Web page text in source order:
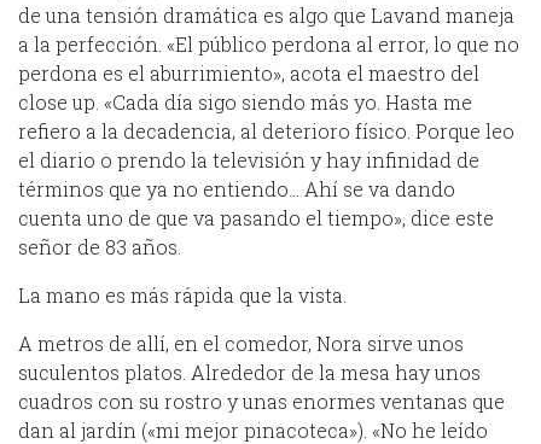
de una tensión dramática es algo que Lavand maneja
a la perfección. «El público perdona al error, lo que no
perdona es el aburrimiento», acota el maestro del
close up. «Cada día sigo siendo más yo. Hasta me
refiero a la decadencia, al deterioro físico. Porque leo
el diario o prendo la televisión y hay infinidad de
términos que ya no entiendo… Ahí se va dando
cuenta uno de que va pasando el tiempo», dice este
señor de 83 años.
La mano es más rápida que la vista.
A metros de allí, en el comedor, Nora sirve unos
suculentos platos. Alrededor de la mesa hay unos
cuadros con su rostro y unas enormes ventanas que
dan al jardín («mi mejor pinacoteca»). «No he leído